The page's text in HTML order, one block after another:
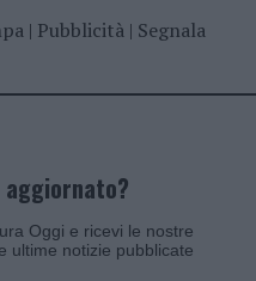
| Pubblicità| Segnala
aggiornato?
Oggi e ricevi le nostre
ultime notizie pubblicate